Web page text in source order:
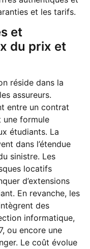
et les tarifs.
et
du prix et
réside dans la
assureurs.
entre un contrat
une formule
étudiants. La
dans l’étendue
sinistre. Les
locatifs
d’extensions
En revanche, les
des
informatique,
ou encore une
Le coût évolue